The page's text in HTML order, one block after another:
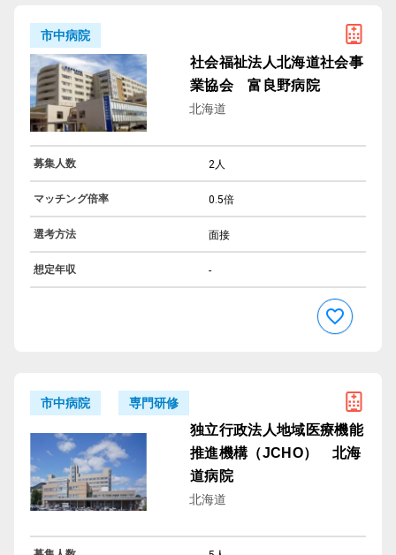
市中病院
社会福祉法人北海道社会事
業協会 富良野病院
北海道
募集人数 2人
マッチング倍率 0.5倍
選考方法 面接
想定年収 -
市中病院 専門研修
独立行政法人地域医療機能
推進機構（JCHO） 北海
道病院
北海道